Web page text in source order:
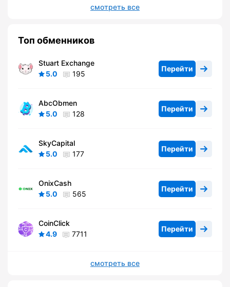
смотреть все
Топ обменников
Stuart Exchange
5.0
195
Перейти
AbcObmen
5.0
128
Перейти
SkyCapital
5.0
177
Перейти
OnixCash
5.0
565
Перейти
CoinClick
4.9
7711
Перейти
смотреть все